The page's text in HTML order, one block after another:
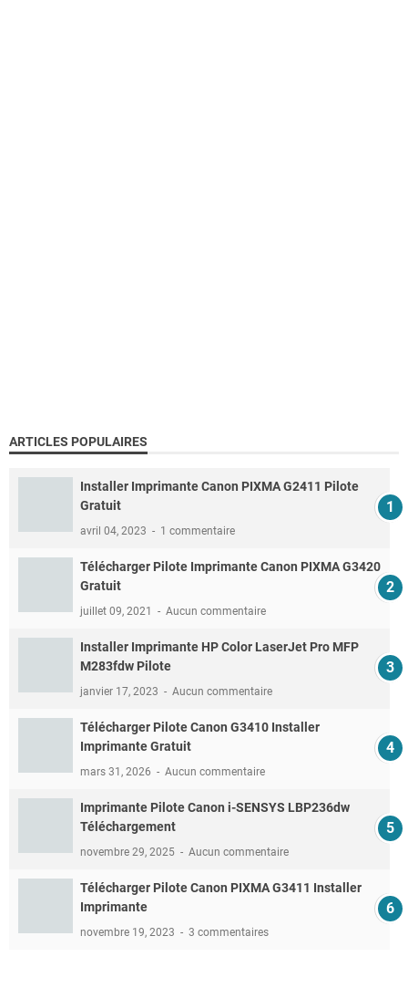
ARTICLES POPULAIRES
Installer Imprimante Canon PIXMA G2411 Pilote
Gratuit
avril 04, 2023 1 commentaire
Télécharger Pilote Imprimante Canon PIXMA G3420
Gratuit
juillet 09, 2021 Aucun commentaire
Installer Imprimante HP Color LaserJet Pro MFP
M283fdw Pilote
janvier 17, 2023 Aucun commentaire
Télécharger Pilote Canon G3410 Installer
Imprimante Gratuit
mars 31, 2026 Aucun commentaire
Imprimante Pilote Canon i-SENSYS LBP236dw
Téléchargement
novembre 29, 2025 Aucun commentaire
Télécharger Pilote Canon PIXMA G3411 Installer
Imprimante
novembre 19, 2023 3 commentaires